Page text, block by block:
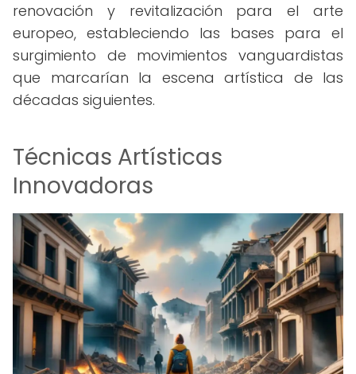
renovación y revitalización para el arte
europeo, estableciendo las bases para el
surgimiento de movimientos vanguardistas
que marcarían la escena artística de las
décadas siguientes.
Técnicas Artísticas
Innovadoras